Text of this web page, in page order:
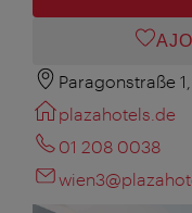
Paragonstraße 1,
plazahotels.de
01 208 0038